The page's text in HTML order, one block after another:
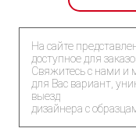
На сайте
доступное для
Свяжитесь с нами и
для Вас вариант,
выезд
дизайнера с